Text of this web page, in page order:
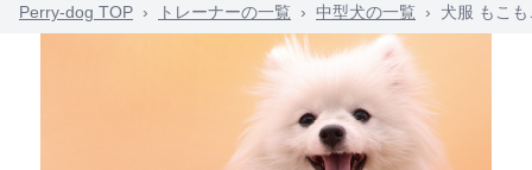
Perry-dog TOP › トレーナーの一覧 › 中型犬の一覧 › 犬服 もこ